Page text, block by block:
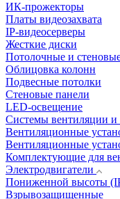
ИК-прожекторы
Платы видеозахвата
IP-видеосерверы
Жесткие диски
Потолочные и
Облицовка колонн
Подвесные потолки
Стеновые панели
LED-освещение
Системы вентиляции
Вентиляционные
Вентиляционные
Комплектующие для
Электродвигатели
Пониженной высоты
Взрывозащищенные